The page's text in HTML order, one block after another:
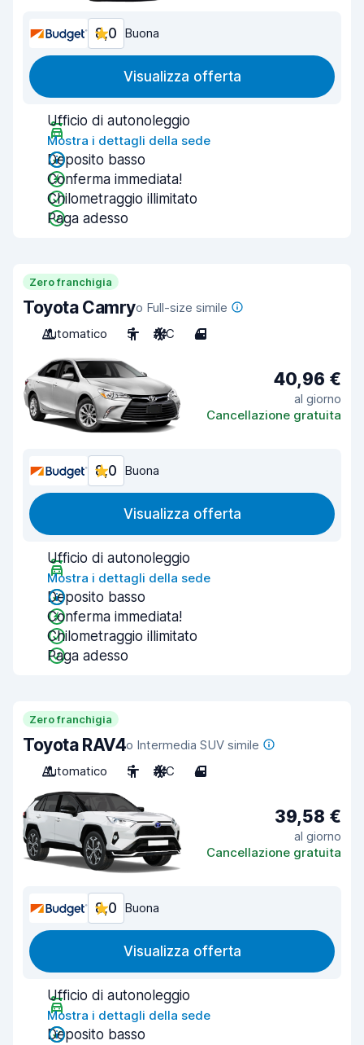
8,0 Buona
Visualizza offerta
Ufficio di autonoleggio
Mostra i dettagli della sede
Deposito basso
Conferma immediata!
Chilometraggio illimitato
Paga adesso
Zero franchigia
Toyota Camryo Full-size simile
Automatico
5 A/C 4
40,96 €
al giorno
Cancellazione gratuita
8,0 Buona
Visualizza offerta
Ufficio di autonoleggio
Mostra i dettagli della sede
Deposito basso
Conferma immediata!
Chilometraggio illimitato
Paga adesso
Zero franchigia
Toyota RAV4o Intermedia SUV simile
Automatico
5 A/C 4
39,58 €
al giorno
Cancellazione gratuita
8,0 Buona
Visualizza offerta
Ufficio di autonoleggio
Mostra i dettagli della sede
Deposito basso